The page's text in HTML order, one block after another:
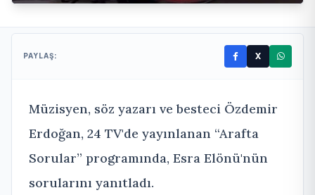
PAYLAŞ: X
Müzisyen, söz yazarı ve besteci Özdemir
Erdoğan, 24 TV'de yayınlanan “Arafta
Sorular” programında, Esra Elönü'nün
sorularını yanıtladı.